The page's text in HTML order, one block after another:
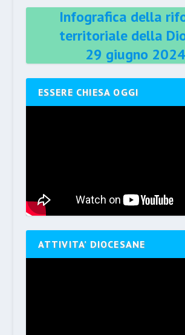
Infografica della
territoriale della
29 giugno 2024
ESSERE CHIESA OGGI
ATTIVITA’ DIOCESANE